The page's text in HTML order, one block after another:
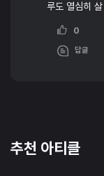
루도 열심히
0
답글
추천 아티클